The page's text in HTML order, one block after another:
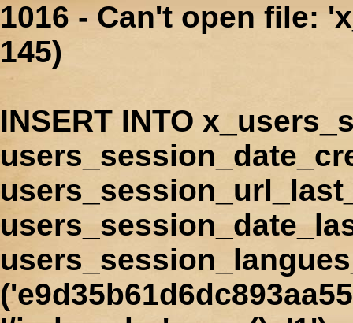
1016 - Can't open file:
145)
INSERT INTO